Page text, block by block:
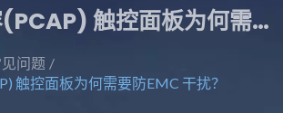
触控面板为何需
扰？
问题 /
触控面板为何需要防EMC 干扰？